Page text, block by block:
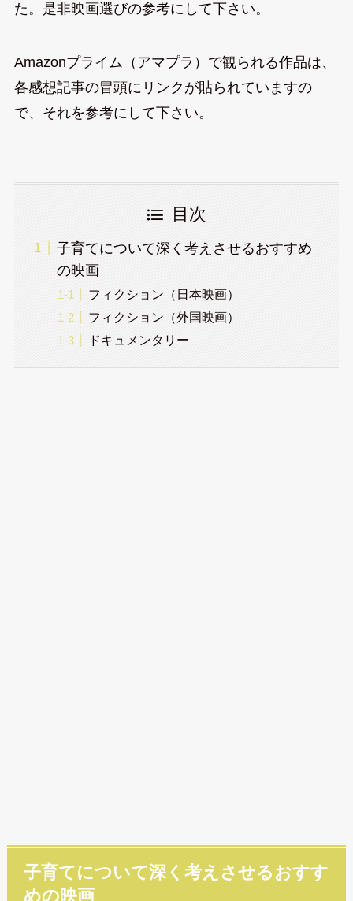
た。是非映画選びの参考にして下さい。
Amazonプライム（アマプラ）で観られる作品は、
各感想記事の冒頭にリンクが貼られていますの
で、それを参考にして下さい。
目次
子育てについて深く考えさせるおすすめ
の映画
フィクション（日本映画）
フィクション（外国映画）
ドキュメンタリー
子育てについて深く考えさせるおすす
めの映画